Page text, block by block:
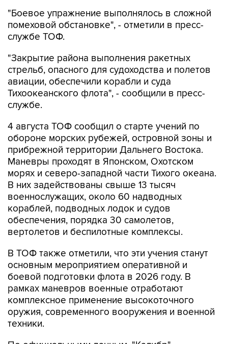
"Боевое упражнение выполнялось в сложной
помеховой обстановке", - отметили в пресс-
службе ТОФ.
"Закрытие района выполнения ракетных
стрельб, опасного для судоходства и полетов
авиации, обеспечили корабли и суда
Тихоокеанского флота", - сообщили в пресс-
службе.
4 августа ТОФ сообщил о старте учений по
обороне морских рубежей, островной зоны и
прибрежной территории Дальнего Востока.
Маневры проходят в Японском, Охотском
морях и северо-западной части Тихого океана.
В них задействованы свыше 13 тысяч
военнослужащих, около 60 надводных
кораблей, подводных лодок и судов
обеспечения, порядка 30 самолетов,
вертолетов и беспилотные комплексы.
В ТОФ также отметили, что эти учения станут
основным мероприятием оперативной и
боевой подготовки флота в 2026 году. В
рамках маневров военные отработают
комплексное применение высокоточного
оружия, современного вооружения и военной
техники.